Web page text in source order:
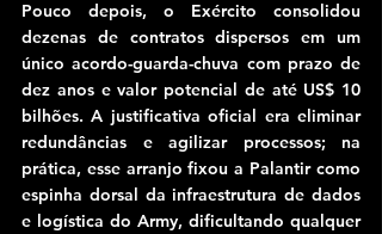
Pouco depois, o Exército consolidou
dezenas de contratos dispersos em um
único acordo-guarda-chuva com prazo de
dez anos e valor potencial de até US$ 10
bilhões. A justificativa oficial era eliminar
redundâncias e agilizar processos; na
prática, esse arranjo fixou a Palantir como
espinha dorsal da infraestrutura de dados
e logística do Army, dificultando qualquer